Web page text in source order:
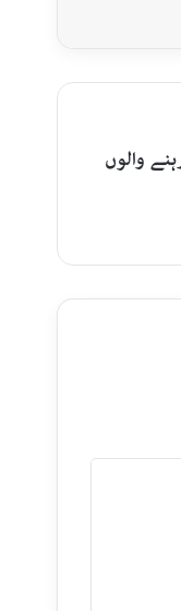
والوں